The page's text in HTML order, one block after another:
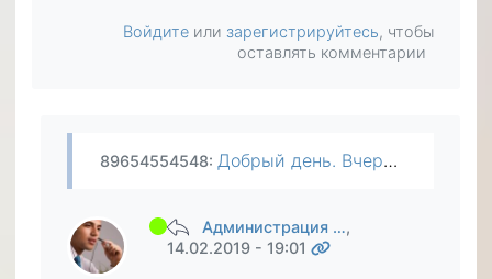
Войдите или зарегистрируйтесь, чтобы
оставлять комментарии
89654554548: Добрый день. Вчера со связью была проблема и боюсь уже спросить у людей, дошли до них деньги или нет. Можно ли, через вас узнать, получили ли эти люди от меня деньги из моего кошелька Яндекс…
Администрация …,
14.02.2019 - 19:01